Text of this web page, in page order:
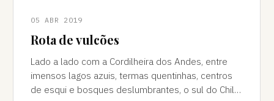
05 ABR 2019
Rota de vulcões
Lado a lado com a Cordilheira dos Andes, entre
imensos lagos azuis, termas quentinhas, centros
de esqui e bosques deslumbrantes, o sul do Chile